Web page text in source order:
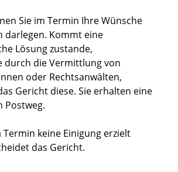
Sie im Termin Ihre Wünsche
darlegen. Kommt eine
Lösung zustande,
durch die Vermittlung von
oder Rechtsanwälten,
Gericht diese. Sie erhalten eine
Postweg.
Termin keine Einigung erzielt
das Gericht.